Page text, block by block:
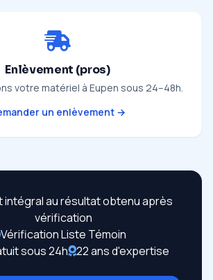
Enlèvement (pros)
votre matériel à Eupen sous 24–48h.
un enlèvement →
intégral au résultat obtenu après
vérification
Vérification Liste Témoin
sous 24h 22 ans d'expertise